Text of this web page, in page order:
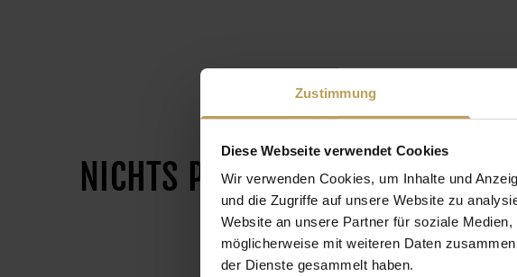
Zustimmung
Diese Webseite verwendet Cookies
Wir verwenden Cookies, um Inhalte und
und die Zugriffe auf unsere Website zu
Website an unsere Partner für soziale
möglicherweise mit weiteren Daten
der Dienste gesammelt haben.
NICHTS PASSENDES DABEI?